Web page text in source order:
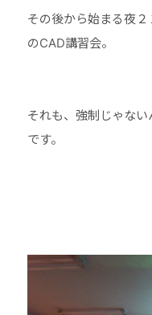
その後から始まる夜
のCAD講習会。
それも、強制じゃな
です。